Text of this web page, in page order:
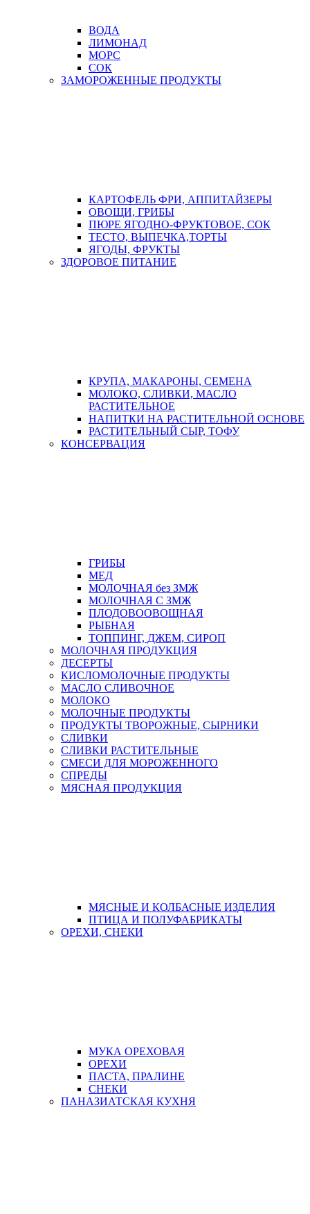
ВОДА
ЛИМОНАД
МОРС
СОК
ЗАМОРОЖЕННЫЕ ПРОДУКТЫ
КАРТОФЕЛЬ ФРИ, АППИТАЙЗЕРЫ
ОВОЩИ, ГРИБЫ
ПЮРЕ ЯГОДНО-ФРУКТОВОЕ, СОК
ТЕСТО, ВЫПЕЧКА,ТОРТЫ
ЯГОДЫ, ФРУКТЫ
ЗДОРОВОЕ ПИТАНИЕ
КРУПА, МАКАРОНЫ, СЕМЕНА
МОЛОКО, СЛИВКИ, МАСЛО
РАСТИТЕЛЬНОЕ
НАПИТКИ НА РАСТИТЕЛЬНОЙ ОСНОВЕ
РАСТИТЕЛЬНЫЙ СЫР, ТОФУ
КОНСЕРВАЦИЯ
ГРИБЫ
МЕД
МОЛОЧНАЯ без ЗМЖ
МОЛОЧНАЯ С ЗМЖ
ПЛОДОВООВОЩНАЯ
РЫБНАЯ
ТОППИНГ, ДЖЕМ, СИРОП
МОЛОЧНАЯ ПРОДУКЦИЯ
ДЕСЕРТЫ
КИСЛОМОЛОЧНЫЕ ПРОДУКТЫ
МАСЛО СЛИВОЧНОЕ
МОЛОКО
МОЛОЧНЫЕ ПРОДУКТЫ
ПРОДУКТЫ ТВОРОЖНЫЕ, СЫРНИКИ
СЛИВКИ
СЛИВКИ РАСТИТЕЛЬНЫЕ
СМЕСИ ДЛЯ МОРОЖЕННОГО
СПРЕДЫ
МЯСНАЯ ПРОДУКЦИЯ
МЯСНЫЕ И КОЛБАСНЫЕ ИЗДЕЛИЯ
ПТИЦА И ПОЛУФАБРИКАТЫ
ОРЕХИ, СНЕКИ
МУКА ОРЕХОВАЯ
ОРЕХИ
ПАСТА, ПРАЛИНЕ
СНЕКИ
ПАНАЗИАТСКАЯ КУХНЯ